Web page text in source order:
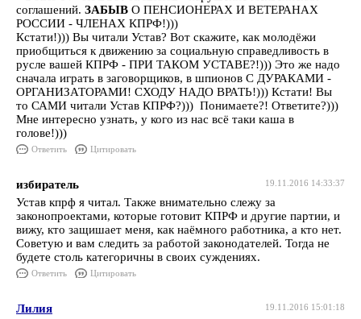
соглашений. ЗАБЫВ О ПЕНСИОНЕРАХ И ВЕТЕРАНАХ
РОССИИ - ЧЛЕНАХ КПРФ!)))
Кстати!))) Вы читали Устав? Вот скажите, как молодёжи
приобщиться к движению за социальную справедливость в
русле вашей КПРФ - ПРИ ТАКОМ УСТАВЕ?!))) Это же надо
сначала играть в заговорщиков, в шпионов С ДУРАКАМИ -
ОРГАНИЗАТОРАМИ! СХОДУ НАДО ВРАТЬ!))) Кстати! Вы
то САМИ читали Устав КПРФ?))) Понимаете?! Ответите?)))
Мне интересно узнать, у кого из нас всё таки каша в
голове!)))
Ответить Цитировать
19.11.2016 14:33:37
избиратель
Устав кпрф я читал. Также внимательно слежу за
законопроектами, которые готовит КПРФ и другие партии, и
вижу, кто защишает меня, как наёмного работника, а кто нет.
Советую и вам следить за работой законодателей. Тогда не
будете столь категоричны в своих суждениях.
Ответить Цитировать
19.11.2016 15:01:18
Лилия